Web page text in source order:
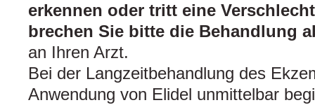
erkennen oder tritt eine
brechen Sie bitte die Behandlung
an Ihren Arzt.
Bei der Langzeitbehandlung des
Anwendung von Elidel unmittelbar